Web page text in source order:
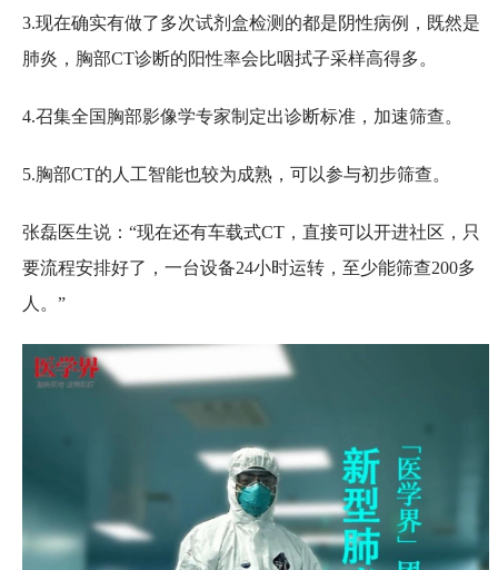
3.现在确实有做了多次试剂盒检测的都是阴性病例，既然是
肺炎，胸部CT诊断的阳性率会比咽拭子采样高得多。
4.召集全国胸部影像学专家制定出诊断标准，加速筛查。
5.胸部CT的人工智能也较为成熟，可以参与初步筛查。
张磊医生说：“现在还有车载式CT，直接可以开进社区，只
要流程安排好了，一台设备24小时运转，至少能筛查200多
人。”